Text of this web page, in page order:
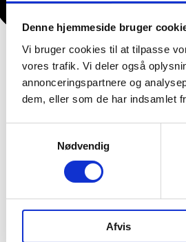
Denne hjemmeside bruger
Vi bruger cookies til at tilpasse
vores trafik. Vi deler også
annonceringspartnere og
dem, eller som de har indsamlet
Nødvendig
Afvis